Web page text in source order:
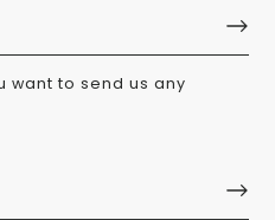
want to send us any